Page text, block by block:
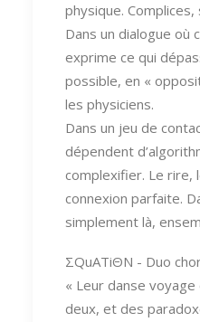
physique.
Dans un dialogue où
exprime ce qui
possible, en «
les physiciens.
Dans un jeu de
dépendent
complexifier. Le rire,
connexion parfaite.
simplement là,
ΣQuATiΘN - Duo
« Leur danse voyage
deux, et des